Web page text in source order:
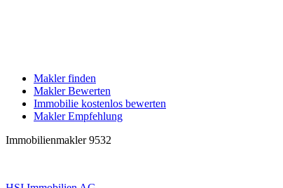
Makler finden
Makler Bewerten
Immobilie kostenlos bewerten
Makler Empfehlung
Immobilienmakler 9532